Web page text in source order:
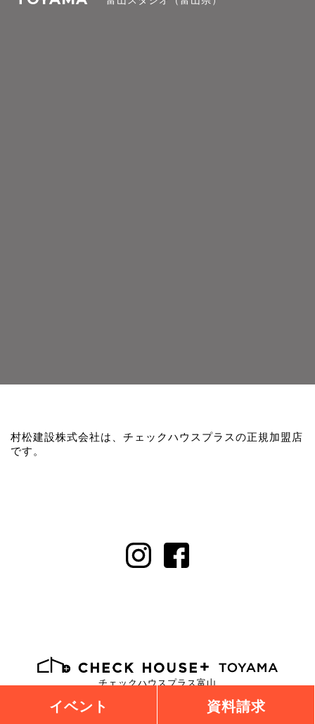
村松建設株式会社は、チェックハウスプラスの正規加盟店
です。
チェックハウスプラス富山
おしゃれも、くらしも、ぜんぶ 建築家とつくる提案住宅
イベント 資料請求